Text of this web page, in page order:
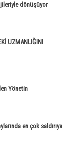
dönüşüyor
UZMANLIĞINI
Yönetin
en çok saldırıya